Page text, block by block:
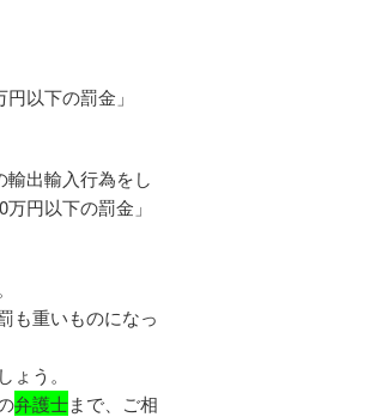
以下の罰金」
輸出輸入行為をし
円以下の罰金」
も重いものになっ
う。
弁護士まで、ご相